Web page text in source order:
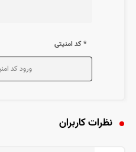
* کد امنیتی
نظرات کاربران